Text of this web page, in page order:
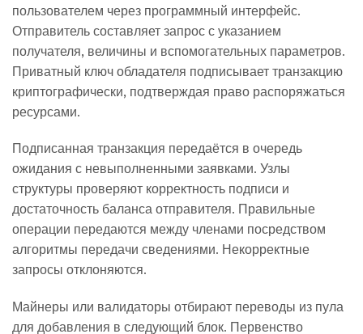
пользователем через программный интерфейс.
Отправитель составляет запрос с указанием
получателя, величины и вспомогательных параметров.
Приватный ключ обладателя подписывает транзакцию
криптографически, подтверждая право распоряжаться
ресурсами.
Подписанная транзакция передаётся в очередь
ожидания с невыполненными заявками. Узлы
структуры проверяют корректность подписи и
достаточность баланса отправителя. Правильные
операции передаются между членами посредством
алгоритмы передачи сведениями. Некорректные
запросы отклоняются.
Майнеры или валидаторы отбирают переводы из пула
для добавления в следующий блок. Первенство